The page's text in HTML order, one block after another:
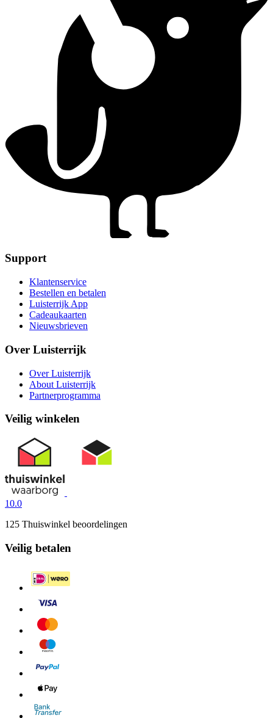
Support
Klantenservice
Bestellen en betalen
Luisterrijk App
Cadeaukaarten
Nieuwsbrieven
Over Luisterrijk
Over Luisterrijk
About Luisterrijk
Partnerprogramma
Veilig winkelen
10.0
125 Thuiswinkel beoordelingen
Veilig betalen